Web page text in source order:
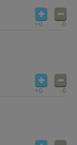
+0 -0
+0 -0